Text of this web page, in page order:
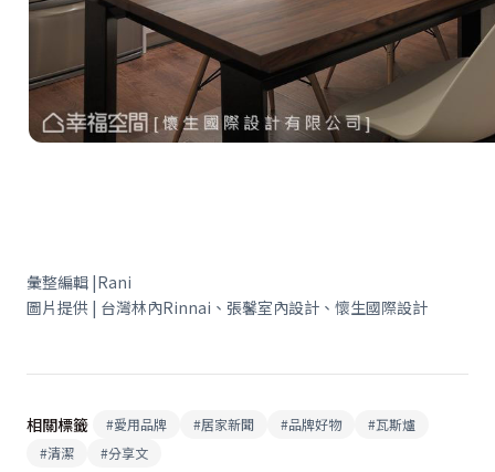
彙整編輯 |Rani
圖片提供 | 台灣林內Rinnai、張馨室內設計、懷生國際設計
相關標籤 #愛用品牌 #居家新聞 #品牌好物 #瓦斯爐
#清潔 #分享文